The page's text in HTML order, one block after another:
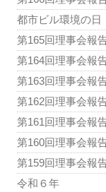
都市ビル環境の
第165回理事会報
第164回理事会報
第163回理事会報
第162回理事会報
第161回理事会報
第160回理事会報
第159回理事会報
令和６年